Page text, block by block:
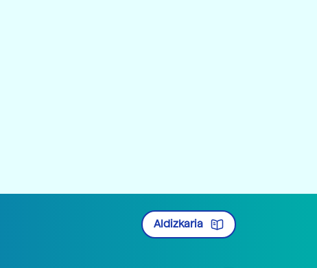
Aldizkaria